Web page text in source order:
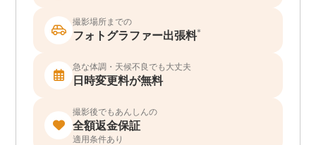
撮影場所までの
フォトグラファー出張料*
急な体調・天候不良でも大丈夫
日時変更料が無料
撮影後でもあんしんの
全額返金保証
適用条件あり